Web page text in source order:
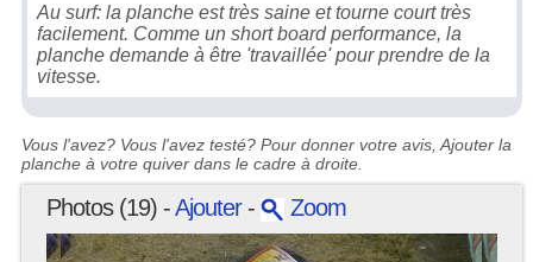
Au surf: la planche est très saine et tourne court très
facilement. Comme un short board performance, la
planche demande à être 'travaillée' pour prendre de la
vitesse.
Vous l'avez? Vous l'avez testé? Pour donner votre avis, Ajouter la
planche à votre quiver dans le cadre à droite.
Photos (19) -Ajouter- Zoom